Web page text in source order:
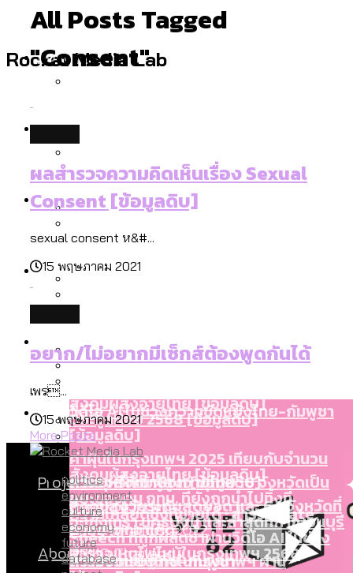
Rocket Media Lab
Politics
สำรวจร่างงบปี 70 ของ กทม. สำนักการ
จราจรฯ เพิ่ม 150% มีเพียง 5 เขตที่งบเพิ่ม
โดยเขตจตุจักรสูงสุด
เมื่อแยกท่องเที่ยวออกจากกีฬา กระทรวง
ใหม่จะมีงบฯ ประมาณเท่าไร
สมุดจดการบ้าน ส.ก. 2569 : แต่ละเขตมี
ปัญหาอะไรที่ ส.ก. ต้องทำการบ้าน
Environment
สำรวจเหตุไฟไหม้ในกรุงเทพฯ ส่วนใหญ่มา
จากไฟฟ้าลัดวงจร เขตจตุจักรเกิดไฟฟ้า
ลัดวงจรมากที่สุด
ขึ้นและเข้าถึงได้มากน้อยแค่ไหน
ขยะมูลฝอย 2568 [ข้อมูลดิบ]
ขยะของคน กทม. ที่ยังถูกนำไปทิ้งที่
ฉะเชิงเทรา นครปฐม และล่าสุดที่กาญจนบุรี
Culture
โลกใบเดียว สิทธิไม่เท่ากัน: กฎหมายการ
ประเทศไหนทำได้บ้าง?
วิดีโอ AI ในช่วงความขัดแย้งไทย-กัมพูชา
[ข้อมูลดิบ]
ความเกลียดชังที่ขายได้ : สำรวจ Hate
Speech ที่ถูกผลิตซ้ำผ่านวิดีโอ AI ในช่วง
ความขัดแย้งไทย-กัมพูชา
Economy
งบคาบเกี่ยวในยุคชัชชาติ มีอะไร ใช้งบแค่
ค่าฝุ่นในกรุงเทพฯ 2025 เทียบกับจำนวน
ควันบุหรี่ที่เข้าปอด [ข้อมูลดิบ]
สำรวจเศรษฐกิจในกรุงเทพฯ ผ่าน
Future
สังคมผู้สูงอายุไทย [ข้อมูลดิบ]
สำรวจสังคมผู้สูงอายุไทย : 6 จังหวัดเป็น
สังคมสูงวัยระดับสุดยอด และ 64 จังหวัดที่
ตายมากกว่าเกิด
Database
สังคมผู้สูงอายุไทย [ข้อมูลดิบ]
สำรวจเหตุไฟไหม้ในกรุงเทพฯ 2568
Project
Bangkok Index
Bangkok Index 2022
DEMO Thailand
About Us
All Posts Tagged
"consent"
ผลสำรวจความคิดเห็นเรื่อง Sexual
Consent [ข้อมูลดิบ]
sexual consent ห&#...
15 พฤษภาคม 2021
อยาก/ไม่อยากมีเซ็กส์ต้องพูดกันได้
เพร...
15 พฤษภาคม 2021
More Posts
politics
environment
culture
economy
future
database